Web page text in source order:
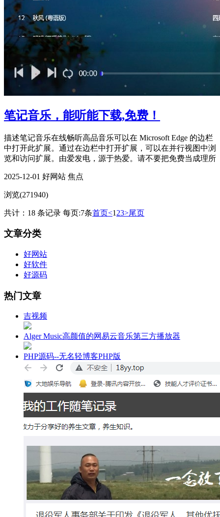
笔记音乐，能听能下载,免费！
描述笔记音乐在线畅听高品音乐可以在 Microsoft Edge 的边栏
中打开此扩展。通过在边栏中打开扩展，可以在并行视图中浏
览和访问扩展。由爱发电，源于热爱。请不要把免费当成理所
2025-12-01 好网站 焦点
浏览(271940)
共计：18 条记录 每页:7条首页<1 23>尾页
文章分类
好网站
好软件
好源码
热门文章
吉视频
Alger Music高颜值的网易云音乐第三方播放器
PHP源码--无名轻博客PHP版